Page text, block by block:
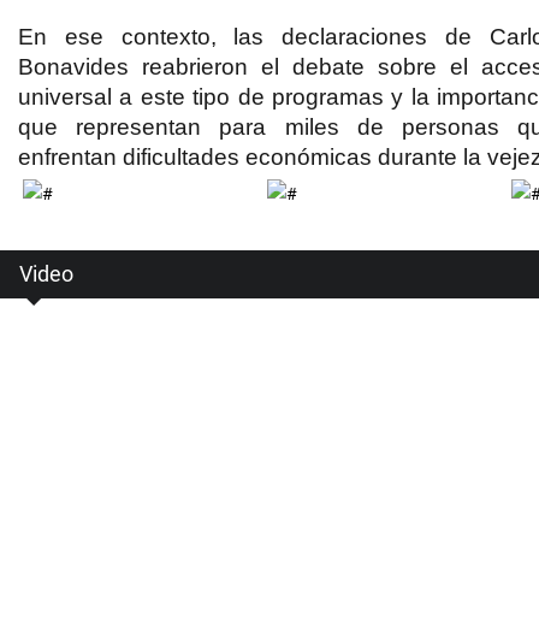
En ese contexto, las declaraciones de
Bonavides reabrieron el debate sobre el
universal a este tipo de programas y la
que representan para miles de personas
enfrentan dificultades económicas durante la
Video